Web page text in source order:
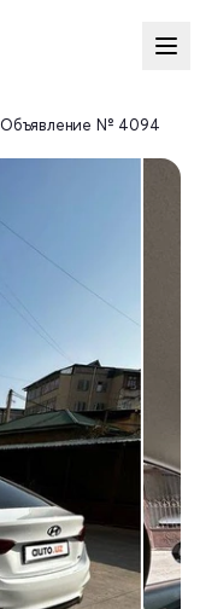
Объявление № 4094